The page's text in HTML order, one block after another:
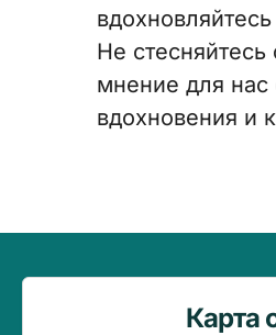
Не
мнение для
вдохновения и
Карта